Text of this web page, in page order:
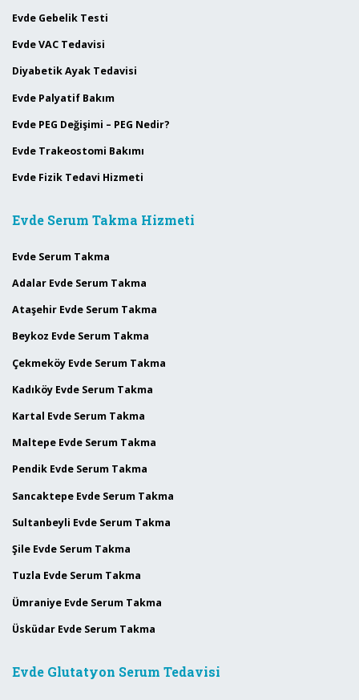
Evde Gebelik Testi
Evde VAC Tedavisi
Diyabetik Ayak Tedavisi
Evde Palyatif Bakım
Evde PEG Değişimi – PEG Nedir?
Evde Trakeostomi Bakımı
Evde Fizik Tedavi Hizmeti
Evde Serum Takma Hizmeti
Evde Serum Takma
Adalar Evde Serum Takma
Ataşehir Evde Serum Takma
Beykoz Evde Serum Takma
Çekmeköy Evde Serum Takma
Kadıköy Evde Serum Takma
Kartal Evde Serum Takma
Maltepe Evde Serum Takma
Pendik Evde Serum Takma
Sancaktepe Evde Serum Takma
Sultanbeyli Evde Serum Takma
Şile Evde Serum Takma
Tuzla Evde Serum Takma
Ümraniye Evde Serum Takma
Üsküdar Evde Serum Takma
Evde Glutatyon Serum Tedavisi